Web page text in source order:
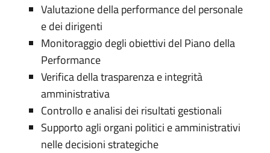
Valutazione della performance del personale
e dei dirigenti
Monitoraggio degli obiettivi del Piano della
Performance
Verifica della trasparenza e integrità
amministrativa
Controllo e analisi dei risultati gestionali
Supporto agli organi politici e amministrativi
nelle decisioni strategiche